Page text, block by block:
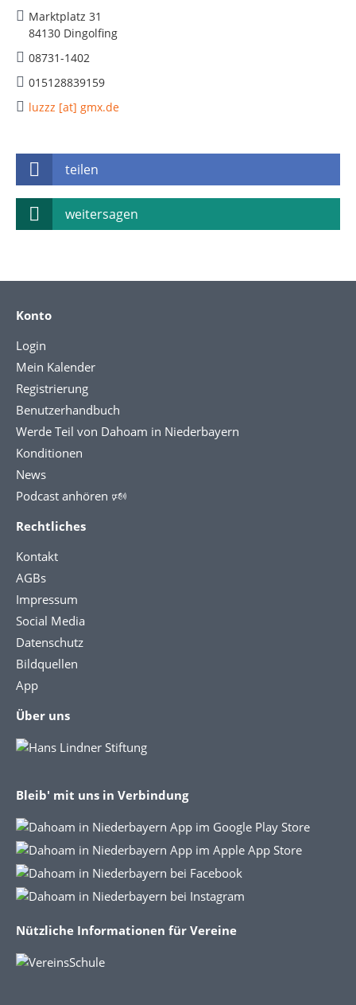
Marktplatz 31
84130 Dingolfing
08731-1402
015128839159
luzzz [at] gmx.de
teilen
weitersagen
Konto
Login
Mein Kalender
Registrierung
Benutzerhandbuch
Werde Teil von Dahoam in Niederbayern
Konditionen
News
Podcast anhören 🕬
Rechtliches
Kontakt
AGBs
Impressum
Social Media
Datenschutz
Bildquellen
App
Über uns
Bleib' mit uns in Verbindung
Nützliche Informationen für Vereine